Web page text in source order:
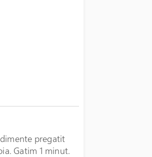
pregatit
Gatim 1 minut.